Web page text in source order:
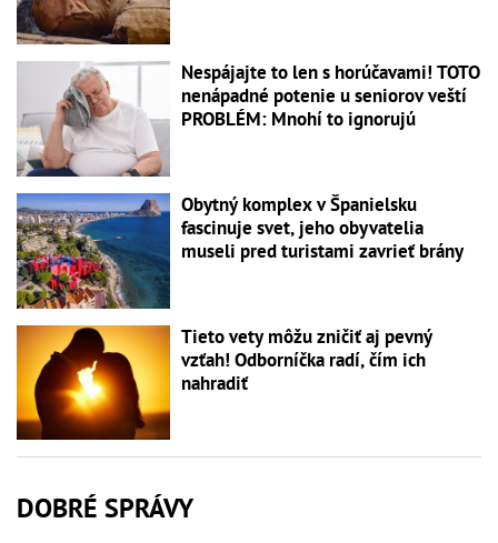
Nespájajte to len s horúčavami! TOTO
nenápadné potenie u seniorov veští
PROBLÉM: Mnohí to ignorujú
Obytný komplex v Španielsku
fascinuje svet, jeho obyvatelia
museli pred turistami zavrieť brány
Tieto vety môžu zničiť aj pevný
vzťah! Odborníčka radí, čím ich
nahradiť
DOBRÉ SPRÁVY